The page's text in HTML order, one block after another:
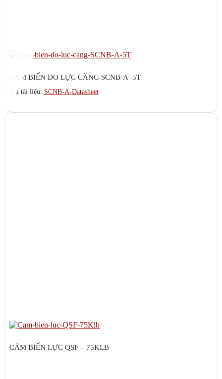
CẢM BIẾN ĐO LỰC CĂNG SCNB-A–5T
Tải tài liệu: SCNB-A-Datasheet
CẢM BIẾN LỰC QSF – 75KLB